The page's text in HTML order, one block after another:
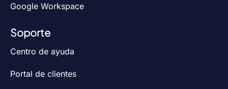
Google Workspace
Soporte
Centro de ayuda
Portal de clientes